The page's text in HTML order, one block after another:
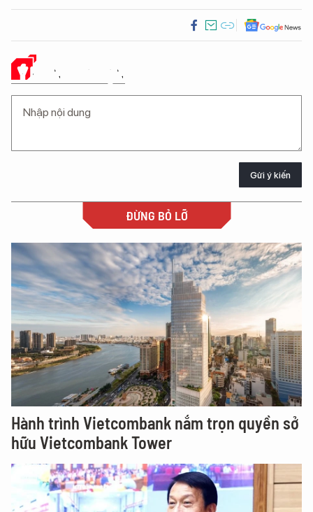
Ý KIẾN CỦA BẠN
Gửi ý kiến
ĐỪNG BỎ LỠ
Hành trình Vietcombank nắm trọn quyền sở
hữu Vietcombank Tower